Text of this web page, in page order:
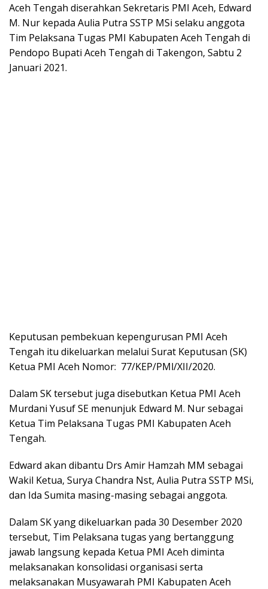
Aceh Tengah diserahkan Sekretaris PMI Aceh, Edward
M. Nur kepada Aulia Putra SSTP MSi selaku anggota
Tim Pelaksana Tugas PMI Kabupaten Aceh Tengah di
Pendopo Bupati Aceh Tengah di Takengon, Sabtu 2
Januari 2021.
Keputusan pembekuan kepengurusan PMI Aceh
Tengah itu dikeluarkan melalui Surat Keputusan (SK)
Ketua PMI Aceh Nomor: 77/KEP/PMl/XII/2020.
Dalam SK tersebut juga disebutkan Ketua PMI Aceh
Murdani Yusuf SE menunjuk Edward M. Nur sebagai
Ketua Tim Pelaksana Tugas PMI Kabupaten Aceh
Tengah.
Edward akan dibantu Drs Amir Hamzah MM sebagai
Wakil Ketua, Surya Chandra Nst, Aulia Putra SSTP MSi,
dan Ida Sumita masing-masing sebagai anggota.
Dalam SK yang dikeluarkan pada 30 Desember 2020
tersebut, Tim Pelaksana tugas yang bertanggung
jawab langsung kepada Ketua PMI Aceh diminta
melaksanakan konsolidasi organisasi serta
melaksanakan Musyawarah PMI Kabupaten Aceh